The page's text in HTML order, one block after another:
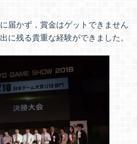
届かず，賞金はゲットできません
に残る貴重な経験ができました。